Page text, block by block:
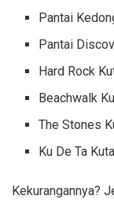
Pantai
Pantai
Hard Rock
Beachwalk
The Stones
Ku De Ta Kuta
Kekurangannya?